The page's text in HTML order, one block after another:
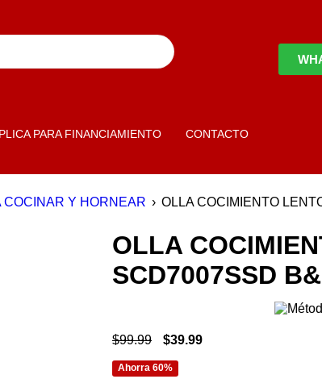
PARA FINANCIAMIENTO CONTACTO
Y HORNEAR › OLLA COCIMIENTO
OLLA
SCD7007SSD
$99.99 $39.99
Ahorra 60%